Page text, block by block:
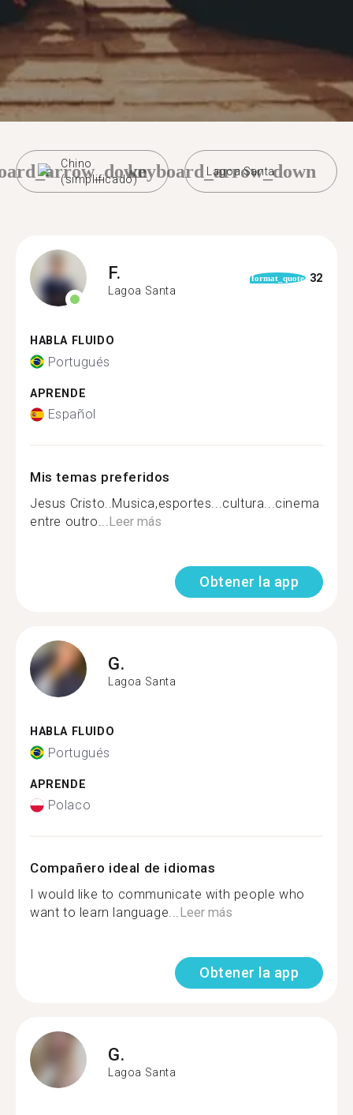
Chino
(simplificado)
Lagoa Santa
keyboard_arrow_down
F.
Lagoa Santa
format_quote 32
HABLA FLUIDO
Portugués
APRENDE
Español
Mis temas preferidos
Jesus Cristo..Musica,esportes...cultura...cinema
entre outro...Leer más
Obtener la app
G.
Lagoa Santa
HABLA FLUIDO
Portugués
APRENDE
Polaco
Compañero ideal de idiomas
I would like to communicate with people who
want to learn language...Leer más
Obtener la app
G.
Lagoa Santa